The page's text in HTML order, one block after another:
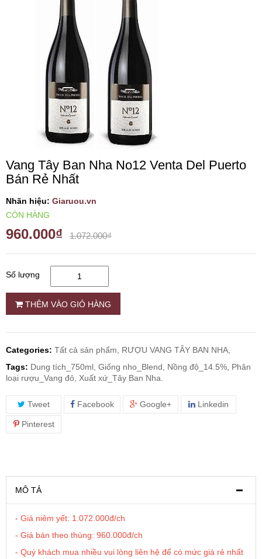
VANG TÂY BAN NHA
RƯỢU VANG MỸ
RƯỢU VANG NGỌT
RƯỢU VANG BỊCH
RƯỢU SỮA
RƯỢU CHAMPANGNE
RƯỢU WHISKY
RƯỢU VODKA
RƯỢU VANG ĐÀ LẠT
TRỐNG RƯỢU
Vang Newzeland giá rẻ nhất
Rượu Vang Argentina
Vang Tây Ban Nha No12 Venta Del Puerto
Bán Rẻ Nhất
Nhãn hiệu: Giaruou.vn
CÒN HÀNG
960.000₫ 1.072.000₫
Số lượng
THÊM VÀO GIỎ HÀNG
Categories: Tất cả sản phẩm,
RƯỢU VANG TÂY BAN NHA,
Tags: Dung tích_750ml, Giống nho_Blend, Nồng độ_14.5%, Phân
loại rượu_Vang đỏ, Xuất xứ_Tây Ban Nha.
Tweet Facebook Google+ Linkedin
Pinterest
MÔ TẢ
- Giá niêm yết: 1.072.000đ/ch
- Giá bán theo thùng: 960.000đ/ch
- Quý khách mua nhiều vui lòng liên hệ để có mức giá rẻ nhất